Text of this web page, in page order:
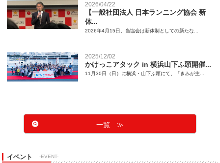
2026/04/22
【一般社団法人 日本ランニング協会 新
体...
2026年4月15日、当協会は新体制としての新たな...
2025/12/02
かけっこアタック in 横浜山下ふ頭開催...
11月30日（日）に横浜・山下ふ頭にて、「きみが主...
一覧 ≫
イベント -EVENT-